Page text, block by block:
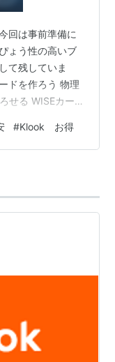
回は事前準備に
ょう性の高いブ
て残していま
ドを作ろう 物理
せる WISEカー
カード 私達は日
しておいたり、マ
ットカード決済
済時に海外事務
#Klook お得